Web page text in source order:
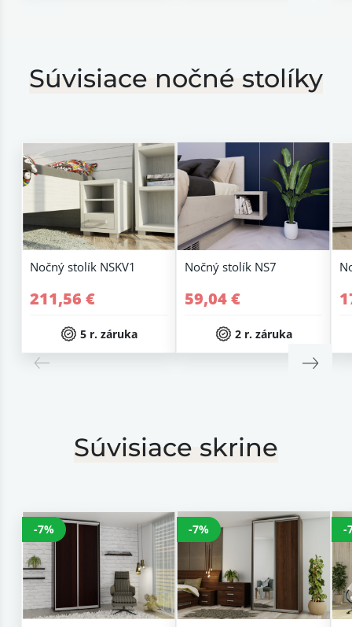
Súvisiace nočné stolíky
Nočný stolík NSKV1
211,56 €
5 r. záruka
Nočný stolík NS7
59,04 €
2 r. záruka
Súvisiace skrine
-7% -7% -